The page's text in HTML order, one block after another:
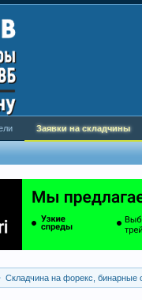
Складчина на форекс,
Заявки на складчины